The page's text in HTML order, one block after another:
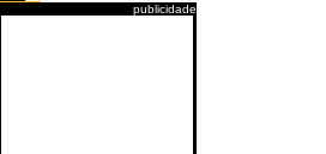
publicidade